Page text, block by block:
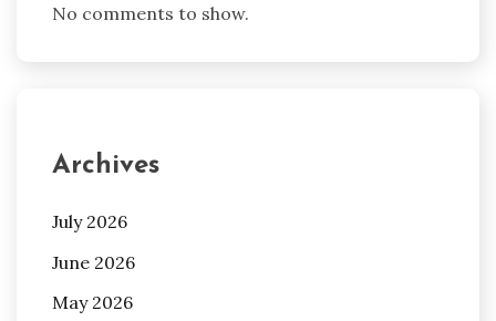
No comments to show.
Archives
July 2026
June 2026
May 2026